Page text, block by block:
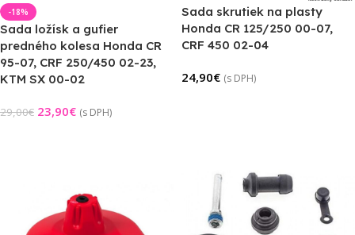
-18%
Sada ložísk a gufier
predného kolesa Honda CR
95-07, CRF 250/450 02-23,
KTM SX 00-02
29,00€ 23,90€ (s DPH)
Sada skrutiek na plasty
Honda CR 125/250 00-07,
CRF 450 02-04
24,90€ (s DPH)